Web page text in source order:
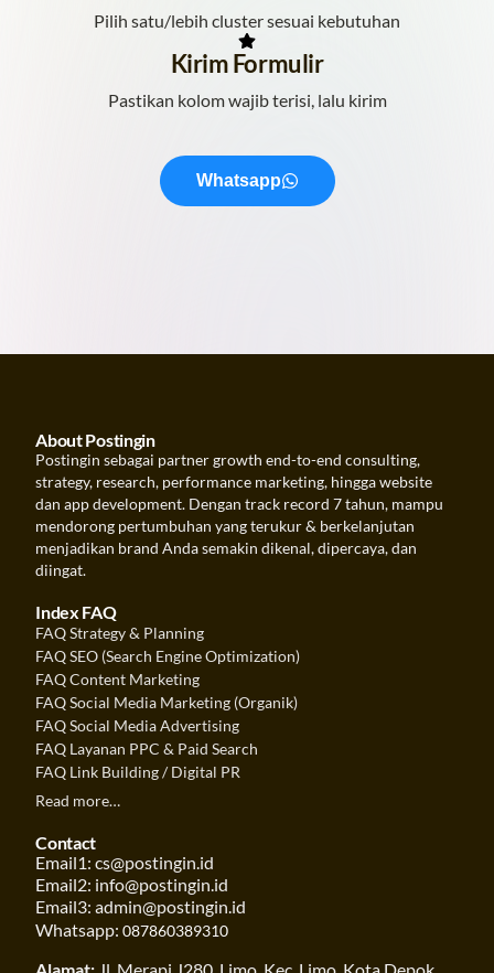
Pilih satu/lebih cluster sesuai kebutuhan
Kirim Formulir
Pastikan kolom wajib terisi, lalu kirim
Whatsapp
About Postingin
Postingin sebagai partner growth end-to-end consulting,
strategy, research, performance marketing, hingga website
dan app development. Dengan track record 7 tahun, mampu
mendorong pertumbuhan yang terukur & berkelanjutan
menjadikan brand Anda semakin dikenal, dipercaya, dan
diingat.
Index FAQ
FAQ Strategy & Planning
FAQ SEO (Search Engine Optimization)
FAQ Content Marketing
FAQ Social Media Marketing (Organik)
FAQ Social Media Advertising
FAQ Layanan PPC & Paid Search
FAQ Link Building / Digital PR
Read more…
Contact
Email1: cs@postingin.id
Email2: info@postingin.id
Email3: admin@postingin.id
Whatsapp:087860389310